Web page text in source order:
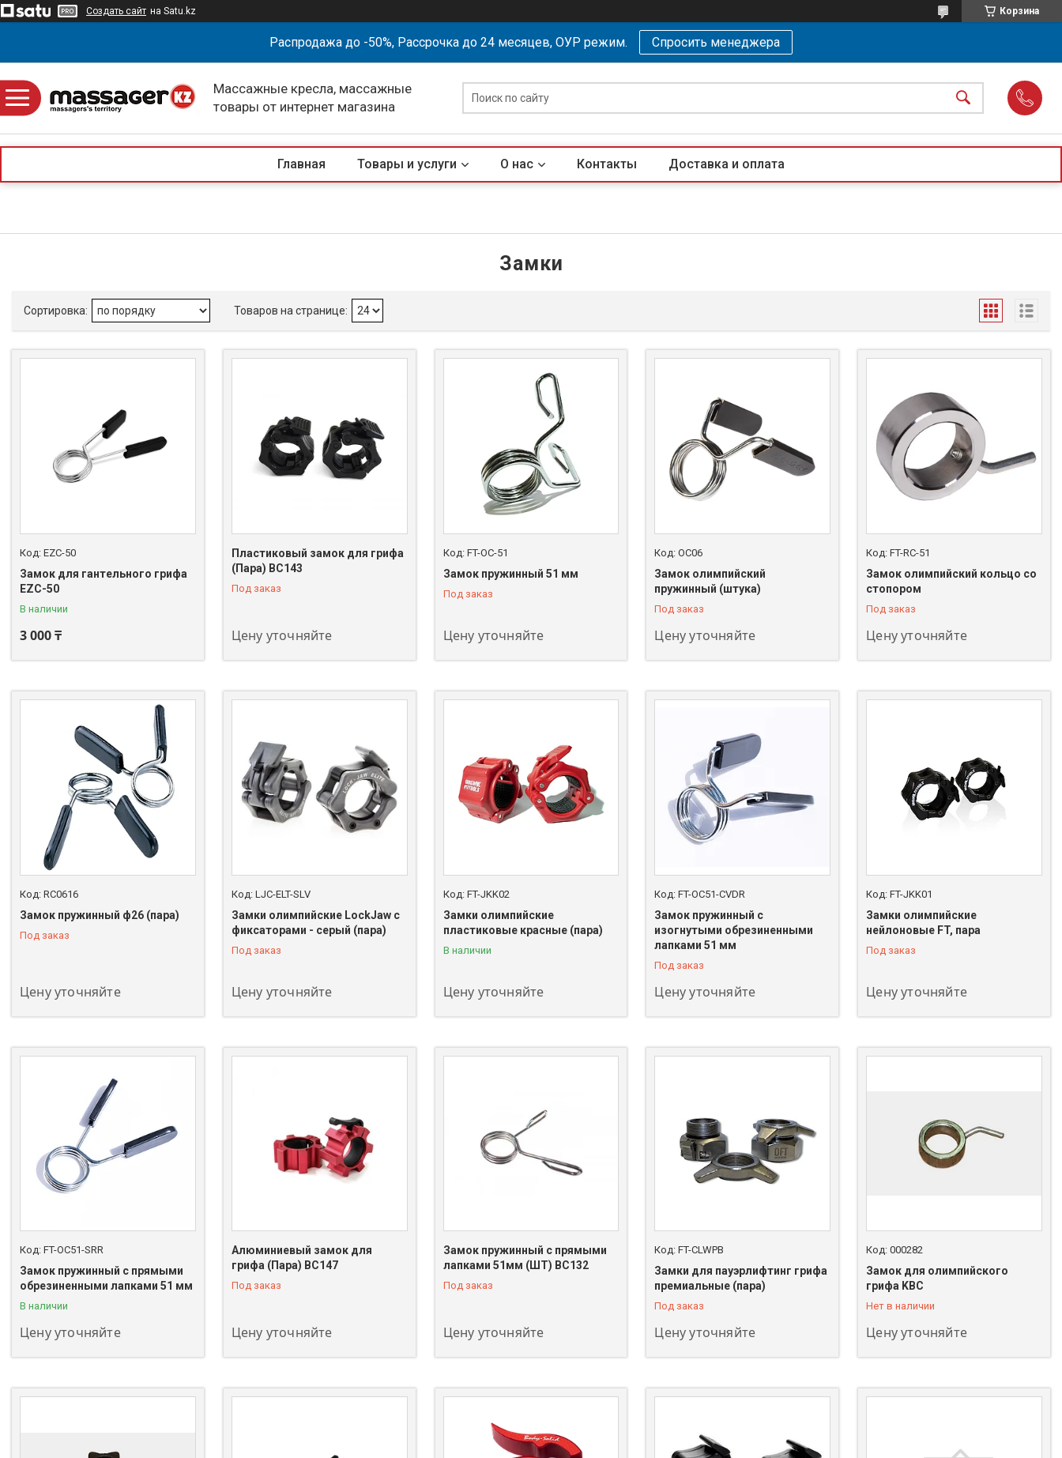
Создать сайт на Satu.kz Корзина
Распродажа до -50%, Рассрочка до 24 месяцев, ОУР режим. Спросить менеджера
Массажные кресла, массажные
товары от интернет магазина
Главная Товары и услуги О нас Контакты Доставка и оплата
Замки
EZC-50
Замок для гантельного грифа
EZC-50
В наличии
3 000 ₸
Пластиковый замок для грифа
(Пара) BC143
Под заказ
Цену уточняйте
+7 (747) 208-00-00
FT-OC-51
Замок пружинный 51 мм
Под заказ
Цену уточняйте
OC06
Замок олимпийский
пружинный (штука)
Под заказ
Цену уточняйте
+7 (747) 208-00-00
FT-RC-51
Замок олимпийский кольцо со
стопором
Под заказ
Цену уточняйте
+7 (747) 208-00-00
RC0616
Замок пружинный ф26 (пара)
Под заказ
Цену уточняйте
+7 (747) 208-00-00
LJC-ELT-SLV
Замки олимпийские LockJaw с
фиксаторами - серый (пара)
Под заказ
Цену уточняйте
FT-JKK02
Замки олимпийские
пластиковые красные (пара)
В наличии
Цену уточняйте
FT-OC51-CVDR
Замок пружинный с
изогнутыми обрезиненными
лапками 51 мм
Под заказ
Цену уточняйте
+7 (747) 208-00-00
FT-JKK01
Замки олимпийские
нейлоновые FT, пара
Под заказ
Цену уточняйте
FT-OC51-SRR
Замок пружинный с прямыми
обрезиненными лапками 51 мм
В наличии
Цену уточняйте
+7 (747) 208-00-00
Алюминиевый замок для
грифа (Пара) BC147
Под заказ
Цену уточняйте
+7 (747) 208-00-00
Замок пружинный с прямыми
лапками 51мм (ШТ) BC132
Под заказ
Цену уточняйте
+7 (747) 208-00-00
FT-CLWPB
Замки для пауэрлифтинг грифа
премиальные (пара)
Под заказ
Цену уточняйте
+7 (747) 208-00-00
000282
Замок для олимпийского
грифа KBC
Нет в наличии
Цену уточняйте
+7 (747) 208-00-00